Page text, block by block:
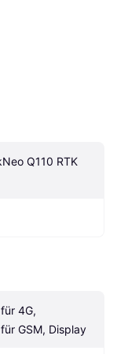
Q110 RTK
4G,
GSM, Display